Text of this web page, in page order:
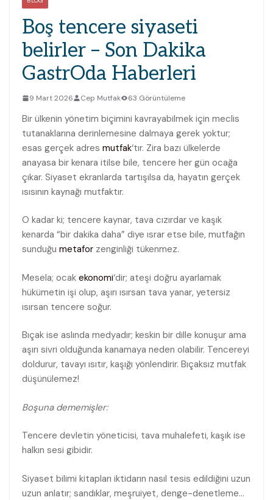
Boş tencere siyaseti
belirler – Son Dakika
GastrOda Haberleri
9 Mart 2026 Cep Mutfak 63 Görüntüleme
Bir ülkenin yönetim biçimini kavrayabilmek için meclis
tutanaklarına derinlemesine dalmaya gerek yoktur;
esas gerçek adres mutfak‘tır. Zira bazı ülkelerde
anayasa bir kenara itilse bile, tencere her gün ocağa
çıkar. Siyaset ekranlarda tartışılsa da, hayatın gerçek
ısısının kaynağı mutfaktır.
O kadar ki; tencere kaynar, tava cızırdar ve kaşık
kenarda “bir dakika daha” diye ısrar etse bile, mutfağın
sunduğu metafor zenginliği tükenmez.
Mesela; ocak ekonomi‘dir; ateşi doğru ayarlamak
hükümetin işi olup, aşırı ısırsan tava yanar, yetersiz
ısırsan tencere soğur.
Bıçak ise aslında medyadır; keskin bir dille konuşur ama
aşırı sivri olduğunda kanamaya neden olabilir. Tencereyi
doldurur, tavayı ısıtır, kaşığı yönlendirir. Bıçaksız mutfak
düşünülemez!
Boşuna dememişler:
Tencere devletin yöneticisi, tava muhalefeti, kaşık ise
halkın sesi gibidir.
Siyaset bilimi kitapları iktidarın nasıl tesis edildiğini uzun
uzun anlatır; sandıklar, meşruiyet, denge-denetleme…